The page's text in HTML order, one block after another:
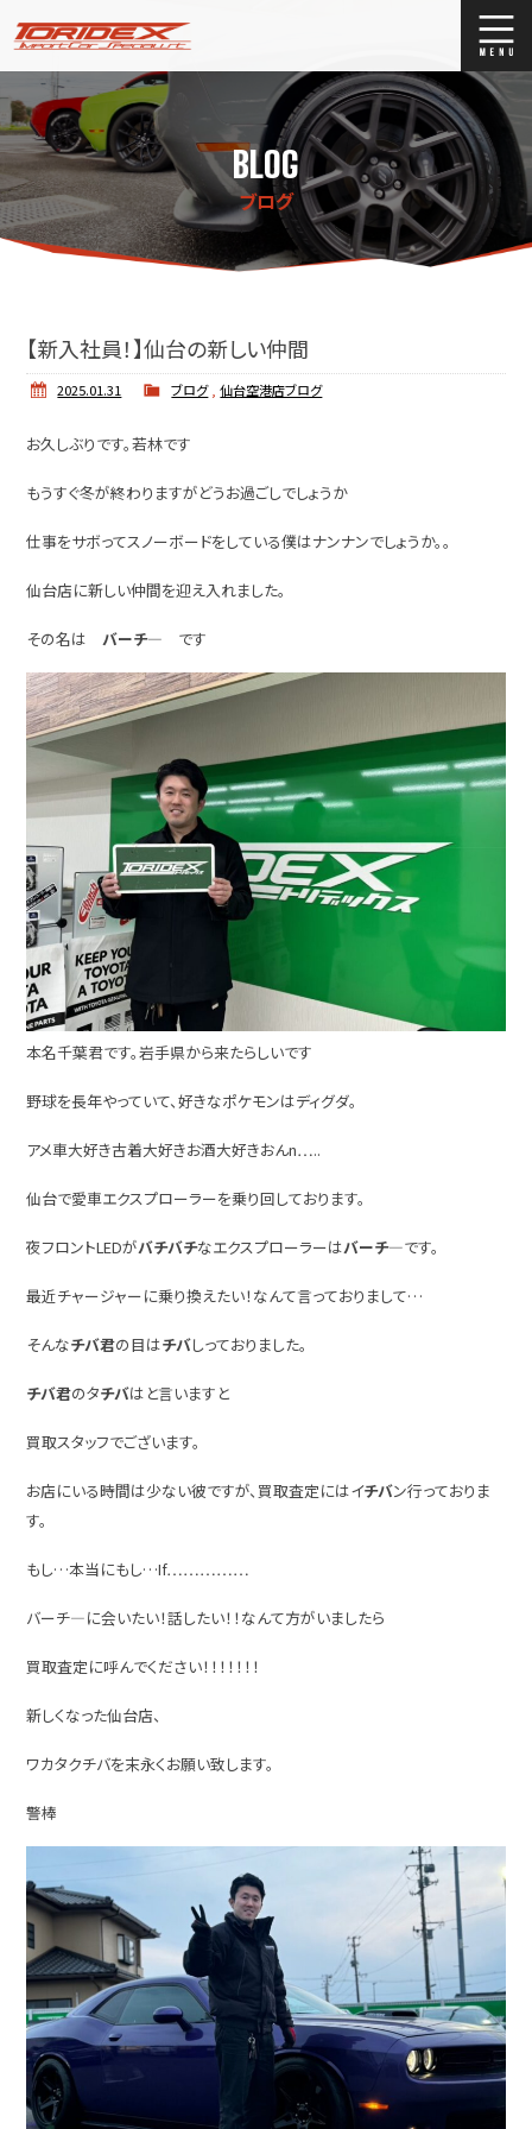
ブログ
Stock list
ストックリスト
買取
BLOG
ブログ
【新入社員！】仙台の新しい仲間
2025.01.31 ブログ,仙台空港店ブログ
お久しぶりです。若林です
もうすぐ冬が終わりますがどうお過ごしでしょうか
仕事をサボってスノーボードをしている僕はナンナンでしょうか。。
仙台店に新しい仲間を迎え入れました。
その名は バーチ― です
本名千葉君です。岩手県から来たらしいです
野球を長年やっていて、好きなポケモンはディグダ。
アメ車大好き古着大好きお酒大好きおんn…..
仙台で愛車エクスプローラーを乗り回しております。
夜フロントLEDがバチバチなエクスプローラーはバーチ―です。
最近チャージャーに乗り換えたい！なんて言っておりまして…
そんなチバ君の目はチバしっておりました。
チバ君のタチバはと言いますと
買取スタッフでございます。
お店にいる時間は少ない彼ですが、買取査定にはイチバン行っておりま
す。
もし…本当にもし…If……………
バーチ―に会いたい！話したい！！なんて方がいましたら
買取査定に呼んでください！！！！！！！
新しくなった仙台店、
ワカタクチバを末永くお願い致します。
警棒